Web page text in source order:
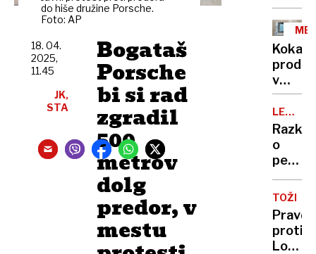
do hiše družine Porsche.
Foto: AP
Bogataš
Porsche
bi si rad
zgradil
500
metrov
dolg
predor, v
mestu
18. 04.
2025,
11.45
JK,
STA
so
le 10
postelj
Kokain
v
in
tujini,
dejanj
LEGIJA
OTROK
o
Elona
Muska
TOŽBA
Pravda
proti